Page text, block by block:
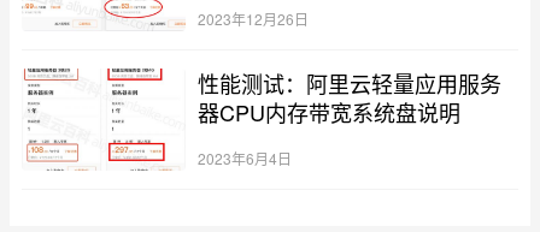
2023年12月26日
性能测试：阿里云轻量应用服务
器CPU内存带宽系统盘说明
2023年6月4日